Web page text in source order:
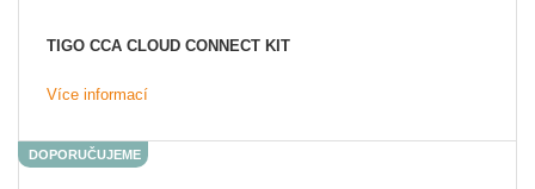
TIGO CCA CLOUD CONNECT KIT
Více informací
DOPORUČUJEME